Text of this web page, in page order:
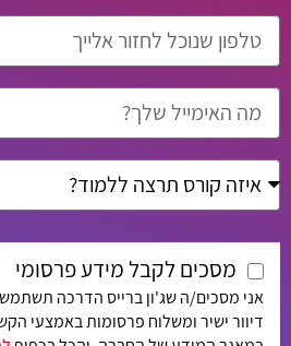
מסכים לקבל מידע פרסומי
אני מסכים/ה שג'ון ברייס הדרכה
דיוור ישיר ומשלוח פרסומות באמצעי